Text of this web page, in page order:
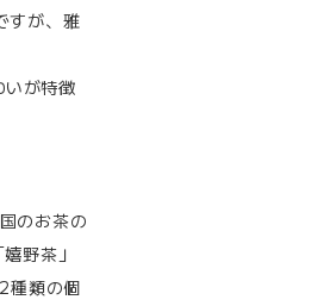
すが、雅
が特徴
のお茶の
野茶」
種類の個